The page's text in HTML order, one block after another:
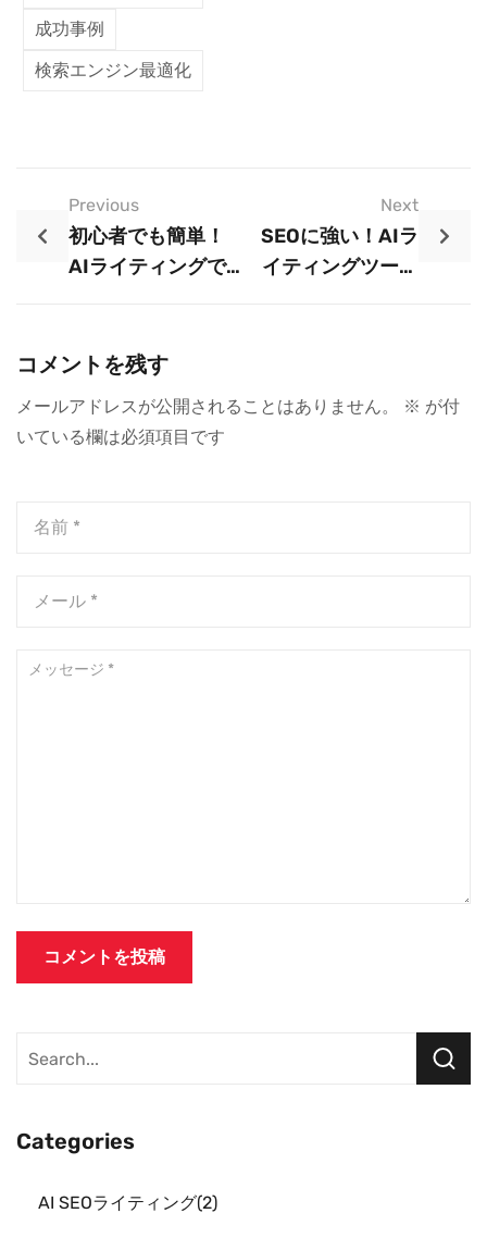
成功事例
検索エンジン最適化
Previous
初心者でも簡単！
AIライティングで
Next
SEOに強い！AIラ
イティングツール
コメントを残す
メールアドレスが公開されることはありません。 ※ が付
いている欄は必須項目です
Categories
AI SEOライティング 2